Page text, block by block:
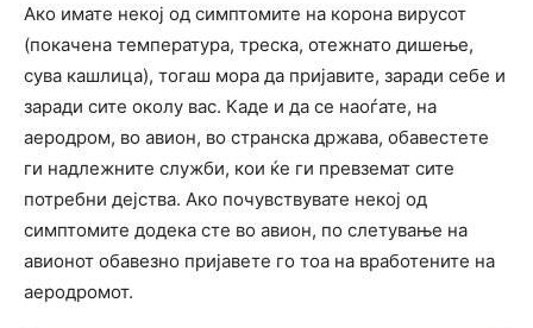
Ако имате некој од симптомите на корона вирусот
(покачена температура, треска, отежнато дишење,
сува кашлица), тогаш мора да пријавите, заради себе и
заради сите околу вас. Каде и да се наоѓате, на
аеродром, во авион, во странска држава, обавестете
ги надлежните служби, кои ќе ги превземат сите
потребни дејства. Ако почувствувате некој од
симптомите додека сте во авион, по слетување на
авионот обавезно пријавете го тоа на вработените на
аеродромот.